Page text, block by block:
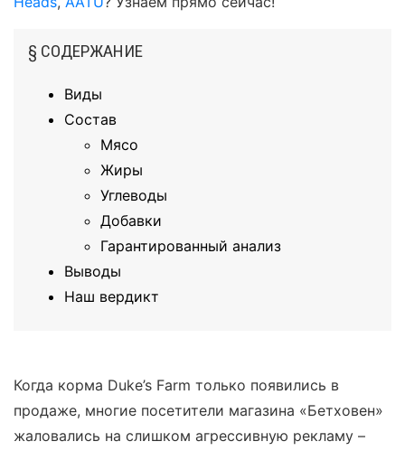
§ СОДЕРЖАНИЕ
Виды
Состав
Мясо
Жиры
Углеводы
Добавки
Гарантированный анализ
Выводы
Наш вердикт
Когда корма Duke’s Farm только появились в
продаже, многие посетители магазина «Бетховен»
жаловались на слишком агрессивную рекламу –